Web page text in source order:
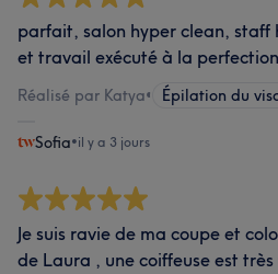
parfait, salon hyper clean,
et travail exécuté à la perfection
Réalisé par Katya• Épilation du
Sofia•il y a 3 jours
Je suis ravie de ma coupe et
de Laura , une coiffeuse est